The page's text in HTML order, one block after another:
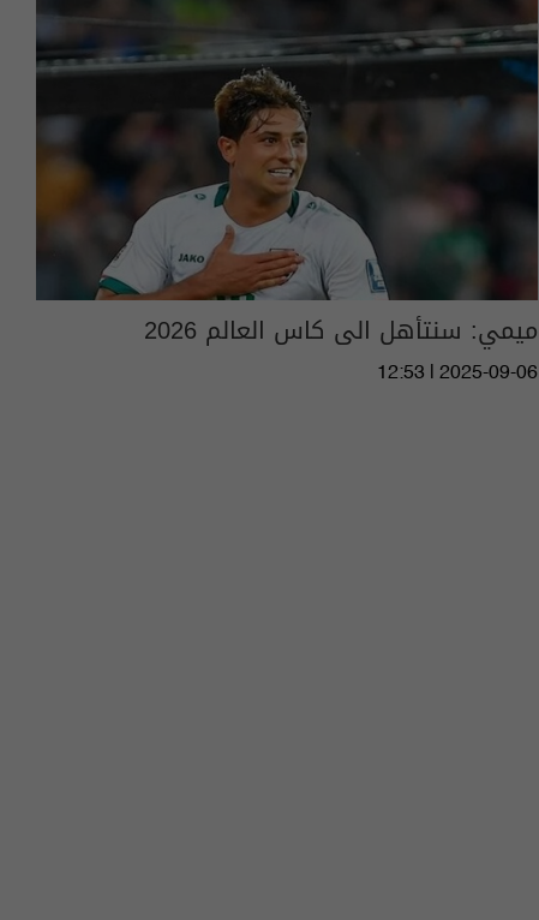
ميمي: سنتأهل الى كاس العالم 2026
12:53 | 2025-09-06